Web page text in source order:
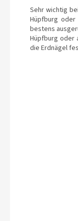
Sehr wichtig
Hüpfburg
bestens
Hüpfburg oder
die Erdnägel